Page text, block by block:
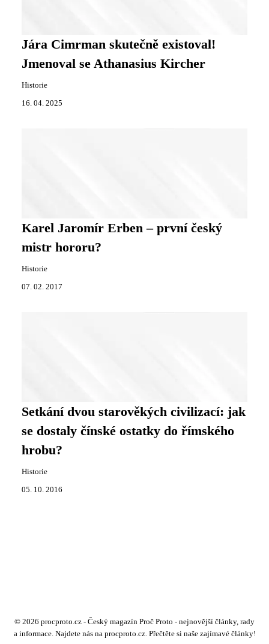
Jára Cimrman skutečně existoval!
Jmenoval se Athanasius Kircher
Historie
16. 04. 2025
Karel Jaromír Erben – první český
mistr hororu?
Historie
07. 02. 2017
Setkání dvou starověkých civilizací: jak
se dostaly čínské ostatky do římského
hrobu?
Historie
05. 10. 2016
© 2026 procproto.cz - Český magazín Proč Proto - nejnovější články, rady
a informace. Najdete nás na procproto.cz. Přečtěte si naše zajímavé články!